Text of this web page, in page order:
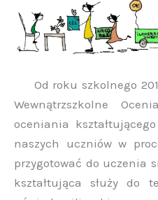
Od roku szkolnego
Wewnątrzszkolne
oceniania
naszych uczniów w
przygotować do uczenia
kształtująca służy do